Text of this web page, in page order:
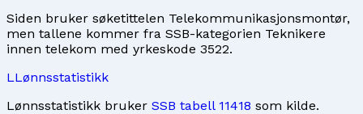
Siden bruker søketittelen Telekommunikasjonsmontør,
men tallene kommer fra SSB-kategorien Teknikere
innen telekom med yrkeskode 3522.
LLønnsstatistikk
Lønnsstatistikk bruker SSB tabell 11418 som kilde.